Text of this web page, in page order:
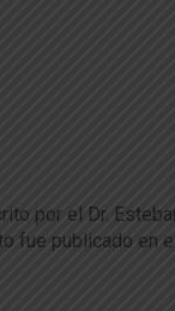
por el Dr.
fue publicado en